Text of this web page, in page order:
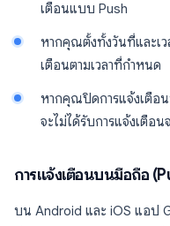
เตือนแบบ Push
หากคุณตั้งทั้งวันที่และเว
เตือนตามเวลาที่กำหนด
หากคุณปิดการแจ้งเตือ
จะไม่ได้รับการแจ้งเตือ
การแจ้งเตือนบนมือถือ
บน Android และ iOS แอป